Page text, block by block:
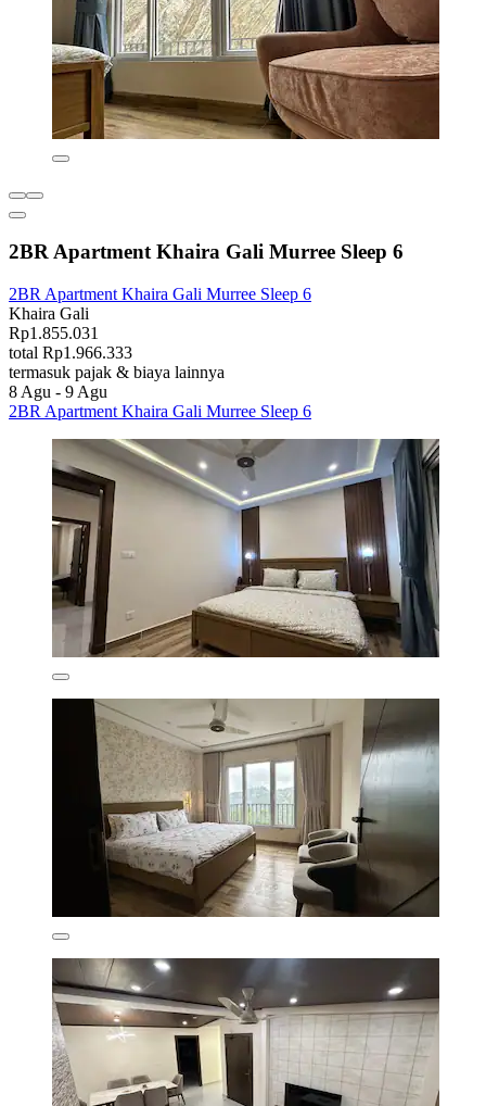
2BR Apartment Khaira Gali Murree Sleep 6
2BR Apartment Khaira Gali Murree Sleep 6
Khaira Gali
Rp1.855.031
total Rp1.966.333
termasuk pajak & biaya lainnya
8 Agu - 9 Agu
2BR Apartment Khaira Gali Murree Sleep 6